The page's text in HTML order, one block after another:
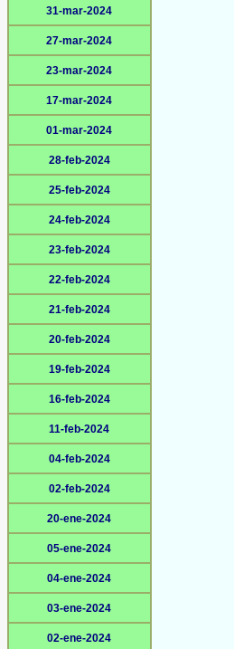
31-mar-2024
27-mar-2024
23-mar-2024
17-mar-2024
01-mar-2024
28-feb-2024
25-feb-2024
24-feb-2024
23-feb-2024
22-feb-2024
21-feb-2024
20-feb-2024
19-feb-2024
16-feb-2024
11-feb-2024
04-feb-2024
02-feb-2024
20-ene-2024
05-ene-2024
04-ene-2024
03-ene-2024
02-ene-2024